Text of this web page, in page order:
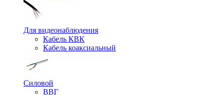
Для видеонаблюдения
Кабель КВК
Кабель коаксиальный
Силовой
ВВГ